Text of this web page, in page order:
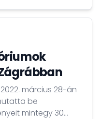
Ukrajnában
folytassák.
studentsatrisk
nyújtunk a...
március 28-án
be
mintegy 30